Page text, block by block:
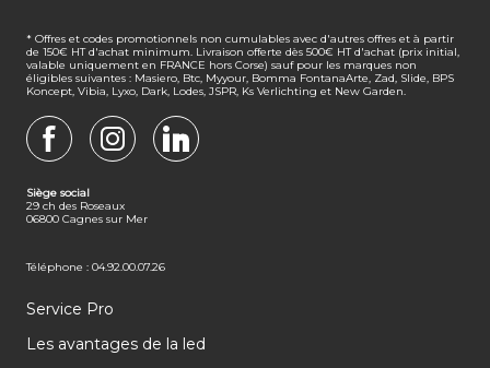
* Offres et codes promotionnels non cumulables avec d'autres offres et à partir
de 150€ HT d'achat minimum. Livraison offerte dès 500€ HT d'achat (prix initial,
valable uniquement en FRANCE hors Corse) sauf pour les marques non
éligibles suivantes : Masiero, Btc, Myyour, Bomma FontanaArte, Zad, Slide, BPS
Koncept, Vibia, Lyxo, Dark, Lodes, JSPR, Ks Verlichting et New Garden.
Siège social
29 ch des Roseaux
06800 Cagnes sur Mer
Téléphone : 04.92.00.07.26
Service Pro
Les avantages de la led